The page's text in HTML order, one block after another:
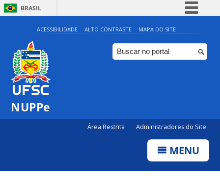
BRASIL
Simplifique!
Comunica BR
Participe
ACESSIBILIDADE ALTO CONTRASTE MAPA DO SITE
NUPPe
Área Restrita Administradores do Site
MENU